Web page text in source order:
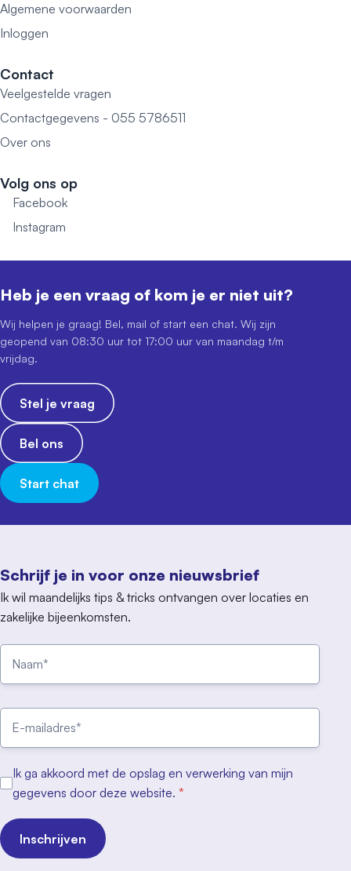
Algemene voorwaarden
Inloggen
Contact
Veelgestelde vragen
Contactgegevens - 055 5786511
Over ons
Volg ons op
Facebook
Instagram
Schrijf je in voor onze nieuwsbrief
Ik wil maandelijks tips & tricks ontvangen over locaties en
zakelijke bijeenkomsten.
Ik ga akkoord met de opslag en verwerking van mijn
gegevens door deze website. *
Inschrijven
Heb je een vraag of kom je er niet uit?
Wij helpen je graag! Bel, mail of start een chat. Wij zijn
geopend van 08:30 uur tot 17:00 uur van maandag t/m
vrijdag.
Stel je vraag
Bel ons
Start chat